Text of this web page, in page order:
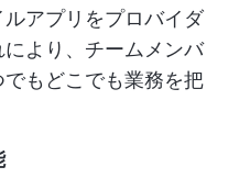
アプリをプロバイダ
より、チームメンバ
もどこでも業務を把